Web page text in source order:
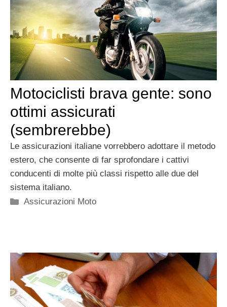
Motociclisti brava gente: sono
ottimi assicurati
(sembrerebbe)
Le assicurazioni italiane vorrebbero adottare il metodo
estero, che consente di far sprofondare i cattivi
conducenti di molte più classi rispetto alle due del
sistema italiano.
Categorie
Assicurazioni Moto